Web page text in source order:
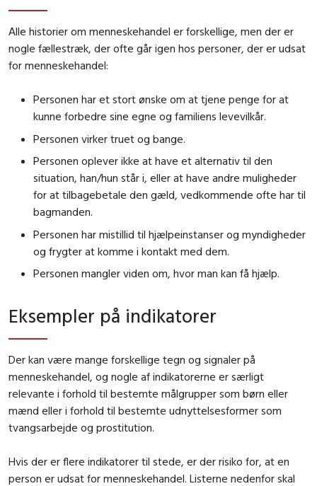
Alle historier om menneskehandel er forskellige, men der er
nogle fællestræk, der ofte går igen hos personer, der er udsat
for menneskehandel:
Personen har et stort ønske om at tjene penge for at
kunne forbedre sine egne og familiens levevilkår.
Personen virker truet og bange.
Personen oplever ikke at have et alternativ til den
situation, han/hun står i, eller at have andre muligheder
for at tilbagebetale den gæld, vedkommende ofte har til
bagmanden.
Personen har mistillid til hjælpeinstanser og myndigheder
og frygter at komme i kontakt med dem.
Personen mangler viden om, hvor man kan få hjælp.
Eksempler på indikatorer
Der kan være mange forskellige tegn og signaler på
menneskehandel, og nogle af indikatorerne er særligt
relevante i forhold til bestemte målgrupper som børn eller
mænd eller i forhold til bestemte udnyttelsesformer som
tvangsarbejde og prostitution.
Hvis der er flere indikatorer til stede, er der risiko for, at en
person er udsat for menneskehandel. Listerne nedenfor skal